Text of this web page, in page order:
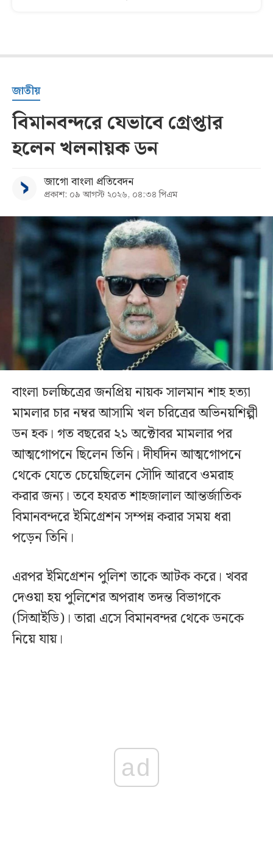
জাতীয়
বিমানবন্দরে যেভাবে গ্রেপ্তার
হলেন খলনায়ক ডন
জাগো বাংলা প্রতিবেদন
প্রকাশ: ০৯ আগস্ট ২০২৬, ০৪:৩৪ পিএম
বাংলা চলচ্চিত্রের জনপ্রিয় নায়ক সালমান শাহ হত্যা
মামলার চার নম্বর আসামি খল চরিত্রের অভিনয়শিল্পী
ডন হক। গত বছরের ২১ অক্টোবর মামলার পর
আত্মগোপনে ছিলেন তিনি। দীর্ঘদিন আত্মগোপনে
থেকে যেতে চেয়েছিলেন সৌদি আরবে ওমরাহ
করার জন্য। তবে হযরত শাহজালাল আন্তর্জাতিক
বিমানবন্দরে ইমিগ্রেশন সম্পন্ন করার সময় ধরা
পড়েন তিনি।
এরপর ইমিগ্রেশন পুলিশ তাকে আটক করে। খবর
দেওয়া হয় পুলিশের অপরাধ তদন্ত বিভাগকে
(সিআইডি)। তারা এসে বিমানবন্দর থেকে ডনকে
নিয়ে যায়।
ad